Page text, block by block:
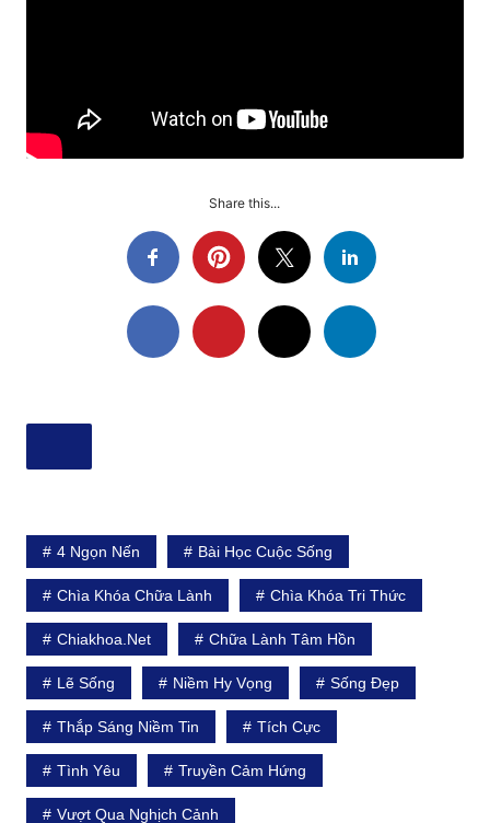
Share this...
4 Ngọn Nến Bài Học Cuộc Sống
Chìa Khóa Chữa Lành Chìa Khóa Tri Thức
Chiakhoa.net Chữa Lành Tâm Hồn
Lẽ Sống Niềm Hy Vọng Sống Đẹp
Thắp Sáng Niềm Tin Tích Cực
Tình Yêu Truyền Cảm Hứng
Vượt Qua Nghịch Cảnh